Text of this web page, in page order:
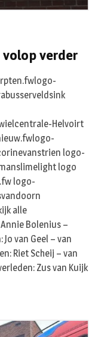
verder
Helvoirt
logo-
logo
logo-
alle
Bolenius –
van Geel – van
Riet Scheij – van
Zus van Kuijk